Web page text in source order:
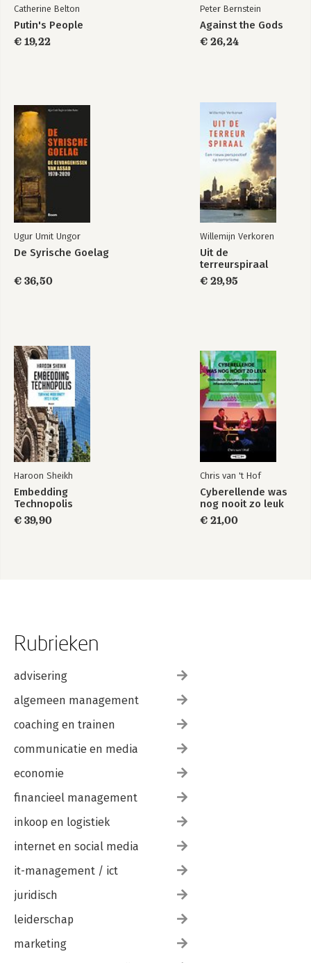
Catherine Belton
Putin's People
€ 19,22
Peter Bernstein
Against the Gods
€ 26,24
Ugur Umit Ungor
De Syrische Goelag
€ 36,50
Willemijn Verkoren
Uit de
terreurspiraal
€ 29,95
Haroon Sheikh
Embedding
Technopolis
€ 39,90
Chris van 't Hof
Cyberellende was
nog nooit zo leuk
€ 21,00
Rubrieken
advisering
algemeen management
coaching en trainen
communicatie en media
economie
financieel management
inkoop en logistiek
internet en social media
it-management / ict
juridisch
leiderschap
marketing